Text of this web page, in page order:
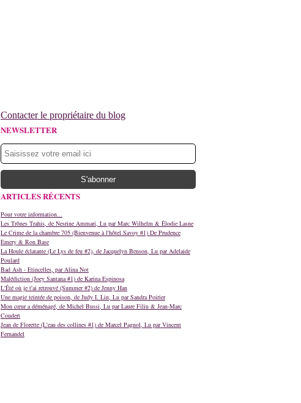
Contacter le propriétaire du blog
NEWSLETTER
ARTICLES RÉCENTS
Pour votre information...
Les Trônes Trahis, de Nesrine Ammari, Lu par Marc Wilhelm & Élodie Lasne
Le Crime de la chambre 705 (Bienvenue à l'hôtel Savoy #1) De Prudence
Emery & Ron Base
La Houle éclatante (Le Lys de feu #2), de Jacquelyn Benson, Lu par Adelaide
Poulard
Bad Ash - Etincelles, par Alina Not
Malédiction (Joey Santana #1) de Karina Espinosa
L'Été où je t'ai retrouvé (Summer #2) de Jenny Han
Une magie teintée de poison, de Judy I. Lin, Lu par Sandra Poirier
Mon cœur a déménagé, de Michel Bussi, Lu par Laure Filiu & Jean-Marc
Coudert
Jean de Florette (L'eau des collines #1) de Marcel Pagnol, Lu par Vincent
Fernandel